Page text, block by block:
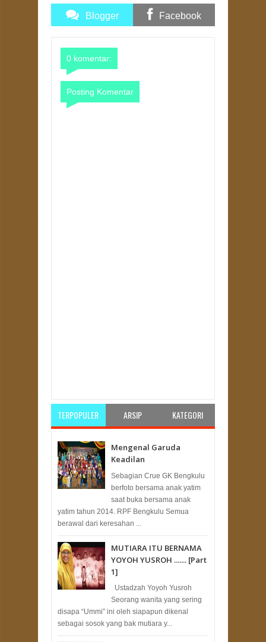
Blogger Facebook
0 komentar:
Posting Komentar
TERPOPULER ARSIP KATEGORI
Mengenal Garuda
Keadilan
Sebagian Crue GK Bengkulu
berfoto bersama anak yatim
saat buka bersama anak
yatim tahun 2014. RPF Bengkulu Semua
berawal dari keresahan ...
MUTIARA ITU BERNAMA
YOYOH YUSROH ....... [Part
1]
Ustadzah Yoyoh Yusroh
Seorang wanita yang sering
disapa “Ummi” ini oleh siapapun dikenal
sebagai sosok yang bak mutiara y...